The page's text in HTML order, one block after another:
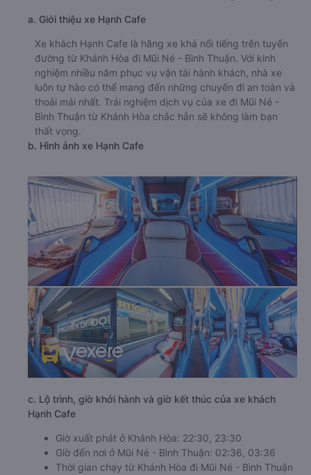
a. Giới thiệu xe Hạnh Cafe
Xe khách Hạnh Cafe là hãng xe khá nổi tiếng trên tuyến
đường từ Khánh Hòa đi Mũi Né - Bình Thuận. Với kinh
nghiệm nhiều năm phục vụ vận tải hành khách, nhà xe
luôn tự hào có thể mang đến những chuyến đi an toàn và
thoải mái nhất. Trải nghiệm dịch vụ của xe đi Mũi Né -
Bình Thuận từ Khánh Hòa chắc hẳn sẽ không làm bạn
thất vọng.
b. Hình ảnh xe Hạnh Cafe
c. Lộ trình, giờ khởi hành và giờ kết thúc của xe khách
Hạnh Cafe
Giờ xuất phát ở Khánh Hòa: 22:30, 23:30
Giờ đến nơi ở Mũi Né - Bình Thuận: 02:36, 03:36
Thời gian chạy từ Khánh Hòa đi Mũi Né - Bình Thuận